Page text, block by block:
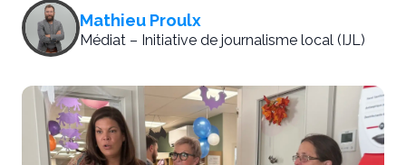
Mathieu Proulx
Médiat – Initiative de journalisme local (IJL)